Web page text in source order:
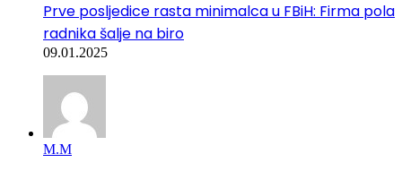
Prve posljedice rasta minimalca u FBiH: Firma pola
radnika šalje na biro
09.01.2025
М.М